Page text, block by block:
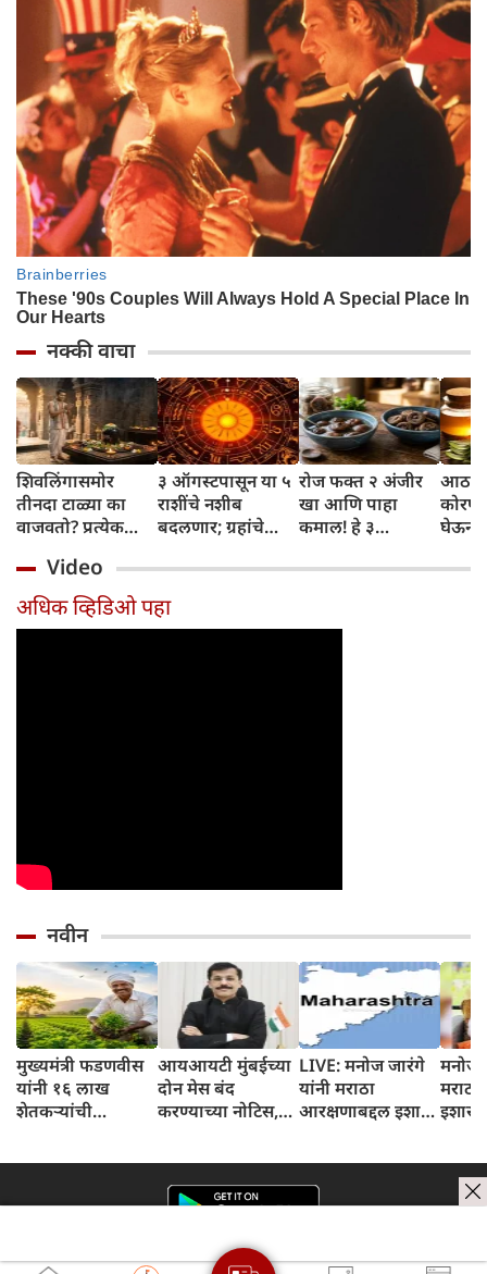
नक्की वाचा
शिवलिंगासमोर
तीनदा टाळ्या का
वाजवतो? प्रत्येक
जाणून घ्या
३ ऑगस्टपासून या ५
राशींचे नशीब
बदलणार; ग्रहांचे
संपतील आणि शुभ
दिवसांची सुरुवात
होईल
रोज फक्त २ अंजीर
खा आणि पाहा
कमाल! हे ३
तुम्हाला ठाऊक
घेऊन
Video
अधिक व्हिडिओ पहा
नवीन
मुख्यमंत्री फडणवीस
यांनी १६ लाख
शेतकऱ्यांची
जमा होईल
आयआयटी मुंबईच्या
दोन मेस बंद
करण्याच्या नोटिस,
LIVE: मनोज जारंगे
यांनी मराठा
आरक्षणाबद्दल इशारा
मनोज
इशारा